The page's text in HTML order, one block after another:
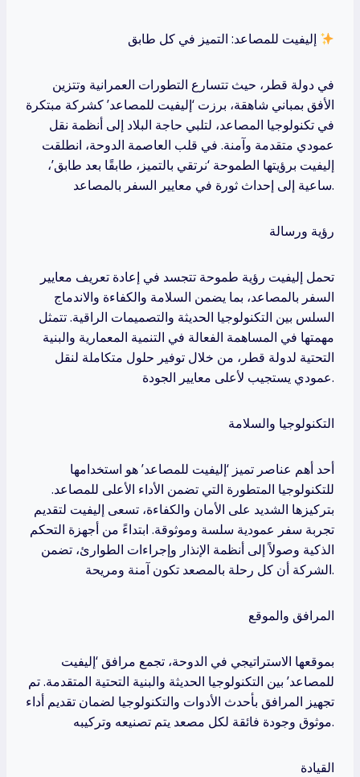
في دولة قطر، حيث تتسارع التطورات العمرانية وتتزين
الأفق بمباني شاهقة، برزت ‘إليفيت للمصاعد’ كشركة مبتكرة
في تكنولوجيا المصاعد، لتلبي حاجة البلاد إلى أنظمة نقل
عمودي متقدمة وآمنة. في قلب العاصمة الدوحة، انطلقت
إليفيت برؤيتها الطموحة ‘نرتقي بالتميز، طابقًا بعد طابق’،
ساعية إلى إحداث ثورة في معايير السفر بالمصاعد.
رؤية ورسالة
تحمل إليفيت رؤية طموحة تتجسد في إعادة تعريف معايير
السفر بالمصاعد، بما يضمن السلامة والكفاءة والاندماج
السلس بين التكنولوجيا الحديثة والتصميمات الراقية. تتمثل
مهمتها في المساهمة الفعالة في التنمية المعمارية والبنية
التحتية لدولة قطر، من خلال توفير حلول متكاملة لنقل
عمودي يستجيب لأعلى معايير الجودة.
التكنولوجيا والسلامة
أحد أهم عناصر تميز ‘إليفيت للمصاعد’ هو استخدامها
للتكنولوجيا المتطورة التي تضمن الأداء الأعلى للمصاعد.
بتركيزها الشديد على الأمان والكفاءة، تسعى إليفيت لتقديم
تجربة سفر عمودية سلسة وموثوقة. ابتداءً من أجهزة التحكم
الذكية وصولاً إلى أنظمة الإنذار وإجراءات الطوارئ، تضمن
الشركة أن كل رحلة بالمصعد تكون آمنة ومريحة.
المرافق والموقع
بموقعها الاستراتيجي في الدوحة، تجمع مرافق ‘إليفيت
للمصاعد’ بين التكنولوجيا الحديثة والبنية التحتية المتقدمة. تم
تجهيز المرافق بأحدث الأدوات والتكنولوجيا لضمان تقديم أداء
موثوق وجودة فائقة لكل مصعد يتم تصنيعه وتركيبه.
القيادة